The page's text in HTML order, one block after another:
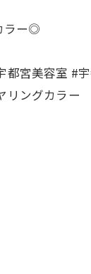
ラー◎
都宮美容室 #
リングカラー